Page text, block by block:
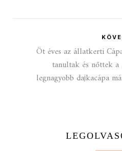
Öt éves az állatkerti
tanultak és nőttek a
legnagyobb dajkacápa